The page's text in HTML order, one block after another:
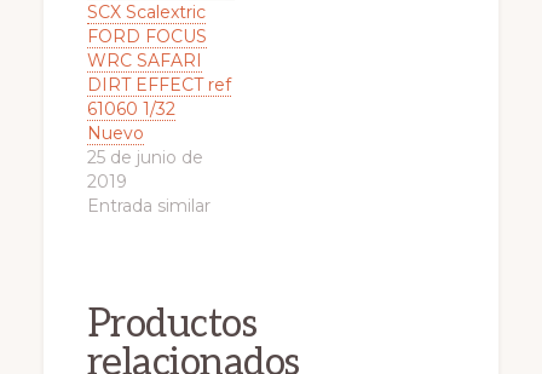
SCX Scalextric
FORD FOCUS
WRC SAFARI
DIRT EFFECT ref
61060 1/32
Nuevo
25 de junio de
2019
Entrada similar
Productos
relacionados